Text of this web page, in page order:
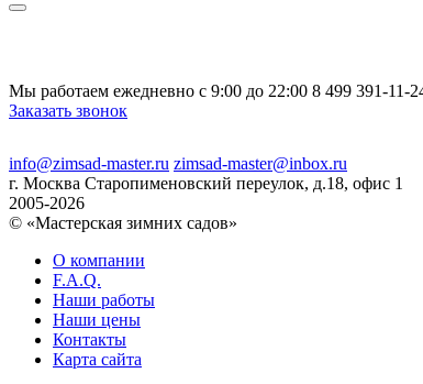
Мы работаем ежедневно с 9:00 до 22:00 8 499 391-11-
Заказать звонок
info@zimsad-master.ru zimsad-master@inbox.ru
г. Москва Старопименовский переулок, д.18, офис 1
2005-2026
© «Мастерская зимних садов»
О компании
F.A.Q.
Наши работы
Наши цены
Контакты
Карта сайта